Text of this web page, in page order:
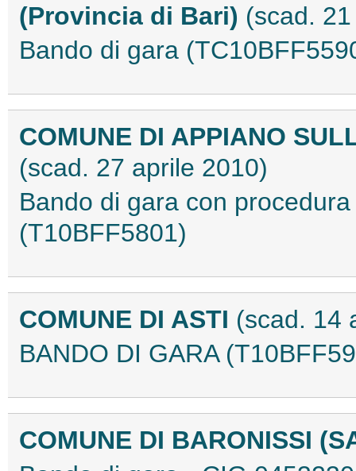
(Provincia di Bari) (scad.
Bando di gara
COMUNE DI APPIANO
(scad. 27 aprile 2010)
Bando di gara con
(T10BFF5801)
COMUNE DI ASTI (scad. 14
BANDO DI GARA
COMUNE DI BARONISSI